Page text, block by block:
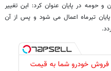
و حومه در پایان عنوان کرد: این تغییر
تیرماه اعمال می شود و پس از آن
فروش خودرو شما به قیمت